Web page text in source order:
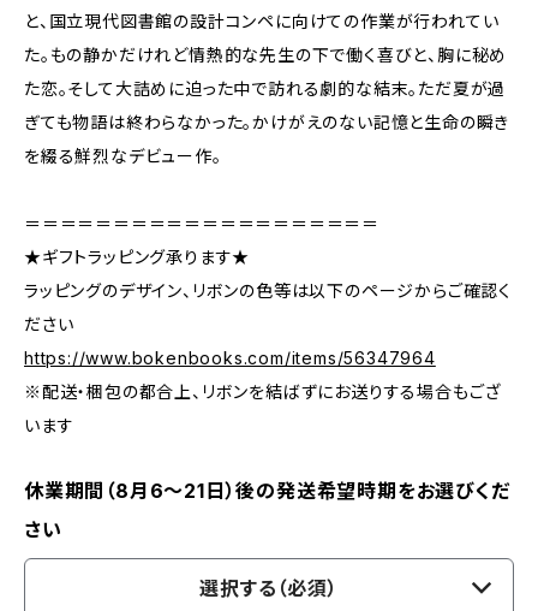
と、国立現代図書館の設計コンペに向けての作業が行われてい
た。もの静かだけれど情熱的な先生の下で働く喜びと、胸に秘め
た恋。そして大詰めに迫った中で訪れる劇的な結末。ただ夏が過
ぎても物語は終わらなかった。かけがえのない記憶と生命の瞬き
を綴る鮮烈なデビュー作。
＝＝＝＝＝＝＝＝＝＝＝＝＝＝＝＝＝＝＝＝
★ギフトラッピング承ります★
ラッピングのデザイン、リボンの色等は以下のページからご確認く
ださい
https://www.bokenbooks.com/items/56347964
※配送・梱包の都合上、リボンを結ばずにお送りする場合もござ
います
休業期間（8月6〜21日）後の発送希望時期をお選びくだ
さい
選択する（必須）